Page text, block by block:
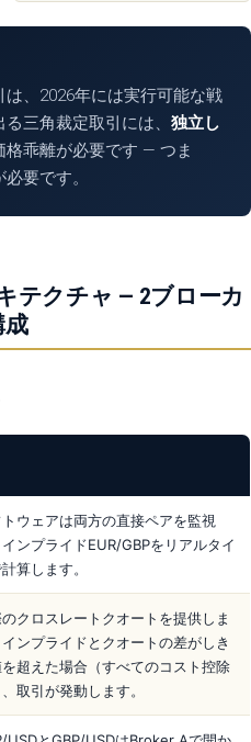
、2026年には実行可能な戦
三角裁定取引には、 独立し
格乖離が必要です — つま
要です。
テクチャ — 2ブローカ
成
トウェアは両方の直接ペアを監視
インプライドEUR/GBPをリアルタイ
算します。
クロスレートクオートを提供しま
ンプライドとクオートの差がしき
を超えた場合（すべてのコスト控除
取引が発動します。